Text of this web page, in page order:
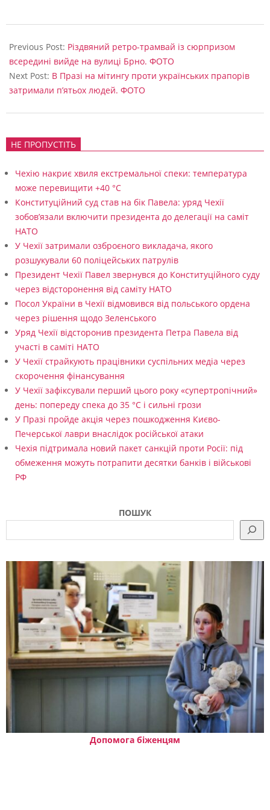
11-
17
Previous Post: Різдвяний ретро-трамвай із сюрпризом
всередині вийде на вулиці Брно. ФОТО
Next Post: В Празі на мітингу проти українських прапорів
затримали п’ятьох людей. ФОТО
НЕ ПРОПУСТІТЬ
Чехію накриє хвиля екстремальної спеки: температура
може перевищити +40 °C
Конституційний суд став на бік Павела: уряд Чехії
зобов’язали включити президента до делегації на саміт
НАТО
У Чехії затримали озброєного викладача, якого
розшукували 60 поліцейських патрулів
Президент Чехії Павел звернувся до Конституційного суду
через відсторонення від саміту НАТО
Посол України в Чехії відмовився від польського ордена
через рішення щодо Зеленського
Уряд Чехії відсторонив президента Петра Павела від
участі в саміті НАТО
У Чехії страйкують працівники суспільних медіа через
скорочення фінансування
У Чехії зафіксували перший цього року «супертропічний»
день: попереду спека до 35 °C і сильні грози
У Празі пройде акція через пошкодження Києво-
Печерської лаври внаслідок російської атаки
Чехія підтримала новий пакет санкцій проти Росії: під
обмеження можуть потрапити десятки банків і військові
РФ
ПОШУК
Допомога біженцям